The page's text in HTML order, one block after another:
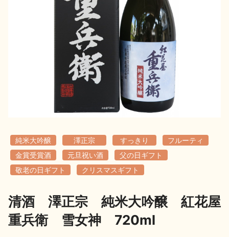
地酒解体新書
お楽しみコンテンツ
歳時記 地酒蔵元会検定
純米大吟醸 澤正宗 すっきり
フルーティ
金賞受賞酒
元旦祝い酒
父の日ギフト
敬老の日ギフト
クリスマスギフト
清酒 澤正宗 純米大吟醸 紅花屋
重兵衛 雪女神 720ml